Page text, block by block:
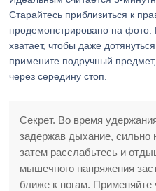
Старайтесь приблизиться к
продемонстрировано на фото.
хватает, чтобы даже
примените подручный
через середину стоп.
Секрет. Во время
задержав дыхание, сильно
затем расслабьтесь и
мышечного напряжения
ближе к ногам.